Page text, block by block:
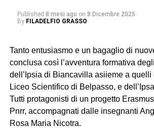
Published 8 mesi ago on 8 Dicembre 2025
By FILADELFIO GRASSO
Tanto entusiasmo e un bagaglio di
conclusa così l’avventura formativa
dell’Ipsia di Biancavilla asiieme a quelli
Liceo Scientifico di Belpasso, e
Tutti protagonisti di un progetto
Pnrr, accompagnati dalle insegnanti
Rosa Maria Nicotra.